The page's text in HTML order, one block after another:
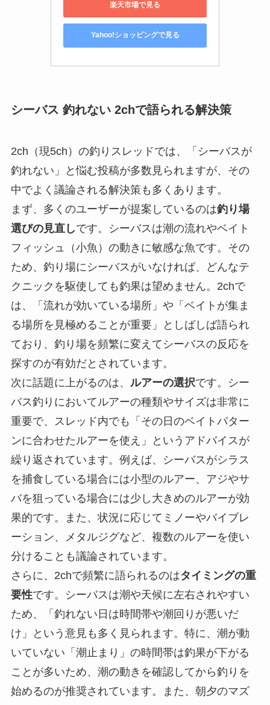
楽天市場で見る
Yahoo!ショッピングで見る
シーバス 釣れない 2chで語られる解決策
2ch（現5ch）の釣りスレッドでは、「シーバスが
釣れない」と悩む投稿が多数見られますが、その
中でよく議論される解決策も多くあります。
まず、多くのユーザーが提案しているのは釣り場
選びの見直しです。シーバスは潮の流れやベイト
フィッシュ（小魚）の動きに敏感な魚です。その
ため、釣り場にシーバスがいなければ、どんなテ
クニックを駆使しても釣果は望めません。2chで
は、「流れが効いている場所」や「ベイトが集ま
る場所を見極めることが重要」としばしば語られ
ており、釣り場を頻繁に変えてシーバスの反応を
探すのが有効だとされています。
次に話題に上がるのは、 ルアーの選択です。シー
バス釣りにおいてルアーの種類やサイズは非常に
重要で、スレッド内でも「その日のベイトパター
ンに合わせたルアーを使え」というアドバイスが
繰り返されています。例えば、シーバスがシラス
を捕食している場合には小型のルアー、アジやサ
バを狙っている場合には少し大きめのルアーが効
果的です。また、状況に応じてミノーやバイブレ
ーション、メタルジグなど、複数のルアーを使い
分けることも議論されています。
さらに、2chで頻繁に語られるのはタイミングの重
要性です。シーバスは潮や天候に左右されやすい
ため、「釣れない日は時間帯や潮回りが悪いだ
け」という意見も多く見られます。特に、潮が動
いていない「潮止まり」の時間帯は釣果が下がる
ことが多いため、潮の動きを確認してから釣りを
始めるのが推奨されています。また、朝夕のマズ